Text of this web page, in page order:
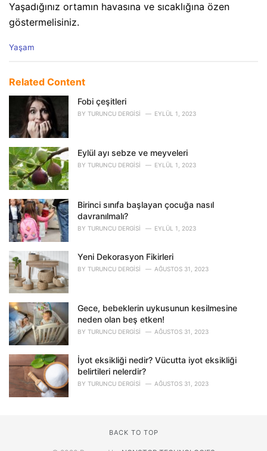
Yaşadığınız ortamın havasına ve sıcaklığına özen
göstermelisiniz.
C
e
e
:
Yaşam
Related Content
Fobi çeşitleri
BY TURUNCU DERGISI EYLÜL 1, 2023
Eylül ayı sebze ve meyveleri
BY TURUNCU DERGISI EYLÜL 1, 2023
Birinci sınıfa başlayan çocuğa nasıl
davranılmalı?
BY TURUNCU DERGISI EYLÜL 1, 2023
Yeni Dekorasyon Fikirleri
BY TURUNCU DERGISI AĞUSTOS 31, 2023
Gece, bebeklerin uykusunun kesilmesine
neden olan beş etken!
BY TURUNCU DERGISI AĞUSTOS 31, 2023
İyot eksikliği nedir? Vücutta iyot eksikliği
belirtileri nelerdir?
BY TURUNCU DERGISI AĞUSTOS 31, 2023
BACK TO TOP